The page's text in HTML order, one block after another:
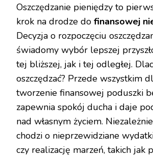
Oszczędzanie pieniędzy to
krok na drodze do finansowej
Decyzja o rozpoczęciu
świadomy wybór lepszej
tej bliższej, jak i tej odległej.
oszczędzać? Przede wszystkim
tworzenie finansowej poduszki
zapewnia spokój ducha i daje
nad własnym życiem.
chodzi o nieprzewidziane
czy realizację marzeń, takich jak